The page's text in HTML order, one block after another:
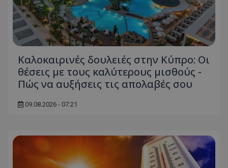
Καλοκαιρινές δουλειές στην Κύπρο: Οι
θέσεις με τους καλύτερους μισθούς -
Πώς να αυξήσεις τις απολαβές σου
09.08.2026 - 07:21